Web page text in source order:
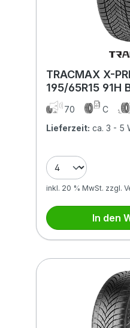
TRACMAX X-
195/65R15 91H
70 C
Lieferzeit: ca. 3 - 5
inkl. 20 % MwSt. zzgl.
In den